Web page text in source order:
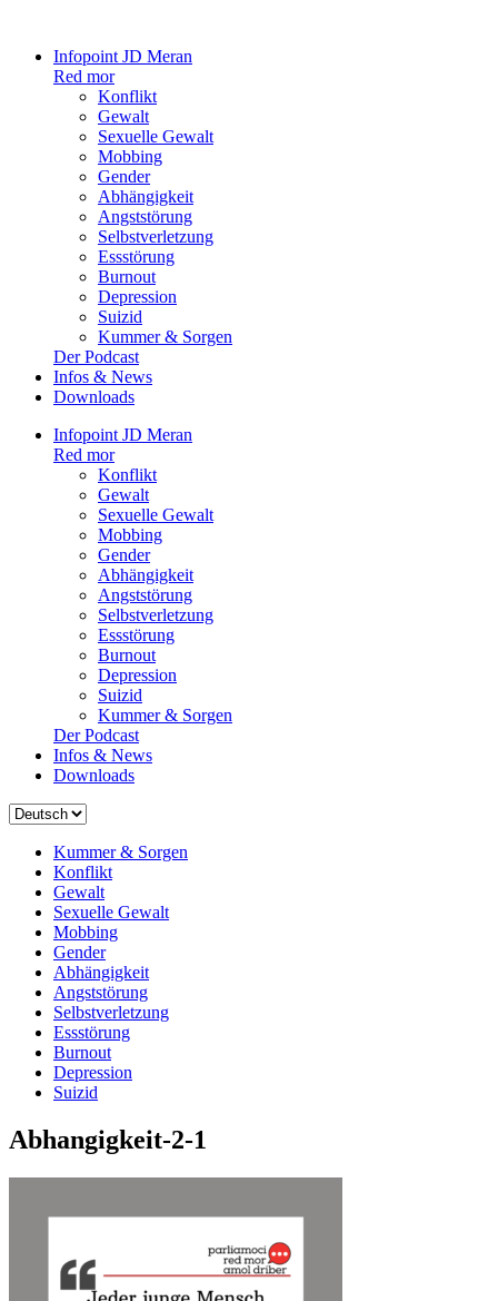
Infopoint JD Meran
Red mor
Konflikt
Gewalt
Sexuelle Gewalt
Mobbing
Gender
Abhängigkeit
Angststörung
Selbstverletzung
Essstörung
Burnout
Depression
Suizid
Kummer & Sorgen
Der Podcast
Infos & News
Downloads
Infopoint JD Meran
Red mor
Konflikt
Gewalt
Sexuelle Gewalt
Mobbing
Gender
Abhängigkeit
Angststörung
Selbstverletzung
Essstörung
Burnout
Depression
Suizid
Kummer & Sorgen
Der Podcast
Infos & News
Downloads
Sprache
Kummer & Sorgen
Konflikt
Gewalt
Sexuelle Gewalt
Mobbing
Gender
Abhängigkeit
Angststörung
Selbstverletzung
Essstörung
Burnout
Depression
Suizid
Abhangigkeit-2-1